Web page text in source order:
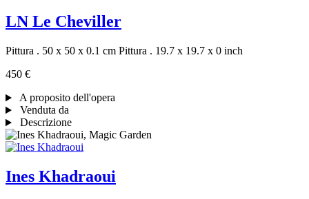
LN Le Cheviller
Pittura . 50 x 50 x 0.1 cm Pittura . 19.7 x 19.7 x 0 inch
450 €
A proposito dell'opera
Venduta da
Descrizione
Ines Khadraoui